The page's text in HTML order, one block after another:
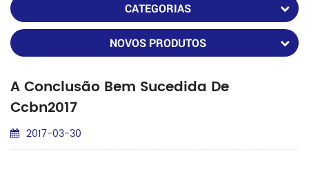
CATEGORIAS
NOVOS PRODUTOS
A Conclusão Bem Sucedida De
Ccbn2017
2017-03-30